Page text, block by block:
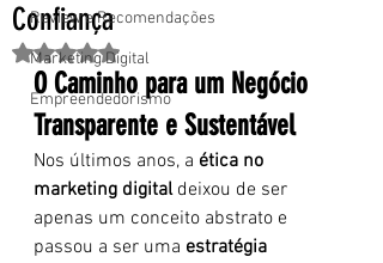
Review e Recomendações
Marketing Digital
Empreendedorismo
Confiança
Avaliado com NaN de 5 estrelas.
O Caminho para um Negócio
Transparente e Sustentável
Nos últimos anos, a ética no
marketing digital deixou de ser
apenas um conceito abstrato e
passou a ser uma estratégia